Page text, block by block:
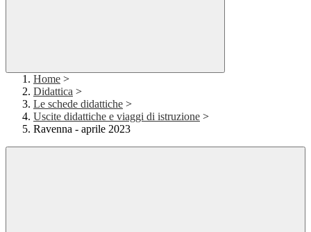
Home >
Didattica >
Le schede didattiche >
Uscite didattiche e viaggi di istruzione >
Ravenna - aprile 2023